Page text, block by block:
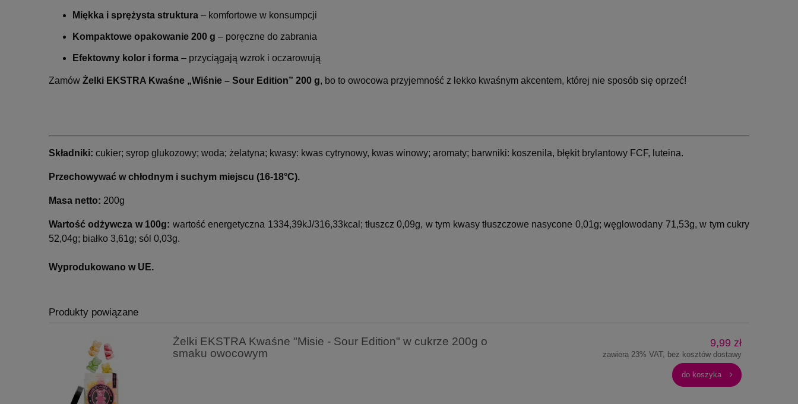
Miękka i sprężysta struktura – komfortowe w konsumpcji
Kompaktowe opakowanie 200 g – poręczne do zabrania
Efektowny kolor i forma – przyciągają wzrok i oczarowują
Zamów Żelki EKSTRA Kwaśne „Wiśnie – Sour Edition” 200 g, bo to owocowa przyjemność z lekko kwaśnym akcentem, której nie sposób się oprzeć!
Składniki: cukier; syrop glukozowy; woda; żelatyna; kwasy: kwas cytrynowy, kwas winowy; aromaty; barwniki: koszenila, błękit brylantowy FCF, luteina.
Przechowywać w chłodnym i suchym miejscu (16-18°C).
Masa netto: 200g
Wartość odżywcza w 100g: wartość energetyczna 1334,39kJ/316,33kcal; tłuszcz 0,09g, w tym kwasy tłuszczowe nasycone 0,01g; węglowodany 71,53g, w tym cukry
52,04g; białko 3,61g; sól 0,03g.
Wyprodukowano w UE.
Produkty powiązane
Żelki EKSTRA Kwaśne "Misie - Sour Edition" w cukrze 200g o
smaku owocowym
9,99 zł
zawiera 23% VAT, bez kosztów dostawy
do koszyka